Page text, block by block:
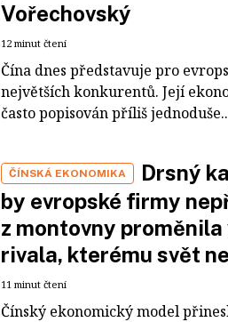
Vořechovský
12 minut čtení
Čína dnes představuje pro
největších konkurentů. Její
často popisován příliš
ČÍNSKÁ EKONOMIKA
Drsný
by evropské firmy
z montovny
rivala, kterému svět
11 minut čtení
Čínský ekonomický model